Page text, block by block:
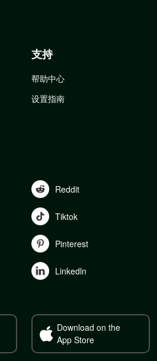
支持
帮助中心
设置指南
Reddit
Tiktok
Pinterest
Linkedln
Download on the
App Store